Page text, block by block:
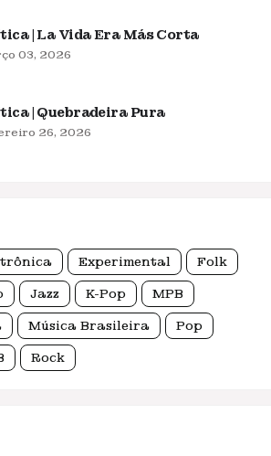
| La Vida Era Más Corta
03, 2026
| Quebradeira Pura
26, 2026
Experimental Folk
Jazz K-Pop MPB
Música Brasileira Pop
Rock